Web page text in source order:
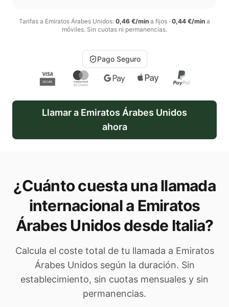
Tarifas a Emiratos Árabes Unidos: 0,46 €/min a fijos · 0,44 €/min a
móviles. Sin cuotas ni permanencias.
Pago Seguro
Llamar a Emiratos Árabes Unidos
ahora
¿Cuánto cuesta una llamada
internacional a Emiratos
Árabes Unidosdesde Italia?
Calcula el coste total de tu llamada a Emiratos
Árabes Unidossegún la duración. Sin
establecimiento, sin cuotas mensuales y sin
permanencias.